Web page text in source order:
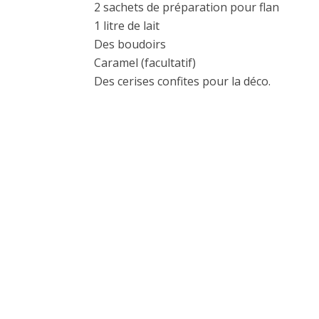
2 sachets de préparation pour flan
1 litre de lait
Des boudoirs
Caramel (facultatif)
Des cerises confites pour la déco.